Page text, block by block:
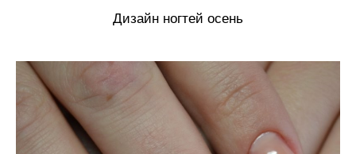
Дизайн ногтей осень